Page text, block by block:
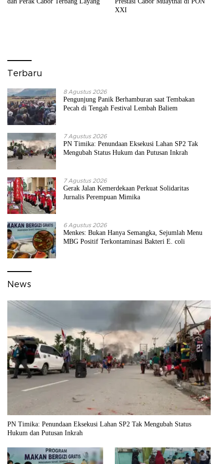
XXI
Terbaru
8 Agustus 2026
Pengunjung Panik Berhamburan saat Tembakan
Pecah di Tengah Festival Lembah Baliem
7 Agustus 2026
PN Timika: Penundaan Eksekusi Lahan SP2 Tak
Mengubah Status Hukum dan Putusan Inkrah
7 Agustus 2026
Gerak Jalan Kemerdekaan Perkuat Solidaritas
Jurnalis Perempuan Mimika
6 Agustus 2026
Menkes: Bukan Hanya Semangka, Sejumlah Menu
MBG Positif Terkontaminasi Bakteri E. coli
News
PN Timika: Penundaan Eksekusi Lahan SP2 Tak Mengubah Status
Hukum dan Putusan Inkrah